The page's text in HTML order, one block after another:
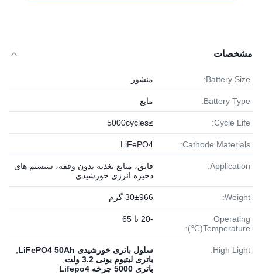
مشخصات
Battery Size: منشور
Battery Type: مایع
Cycle Life:
≥5000cycles
Cathode Materials:
LiFePO4
Application:
قایق، منابع تغذیه بدون وقفه، سیستم های
ذخیره انرژی خورشیدی
Weight: 30±966 گرم
Operating
Temperature(℃):
-20 تا 65
High Light: سلول باتری خورشیدی LiFePO4 50Ah
باتری لیتیوم یونی 3.2 ولت
باتری 5000 چرخه Lifepo4